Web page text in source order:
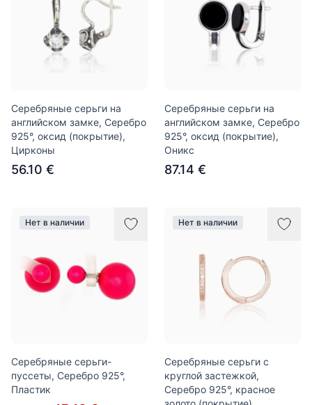
Серебряные серьги на
английском замке, Серебро
925°, оксид (покрытие),
Цирконы
56.10 €
Серебряные серьги на
английском замке, Серебро
925°, оксид (покрытие),
Оникс
87.14 €
Нет в наличии
Серебряные серьги-
пуссеты, Серебро 925°,
Пластик
Нет в наличии
Серебряные серьги с
круглой застежкой,
Серебро 925°, красное